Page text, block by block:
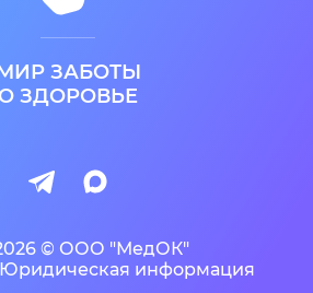
ЗАБОТЫ
ЗДОРОВЬЕ
© ООО "МедОК"
Юридическая информация